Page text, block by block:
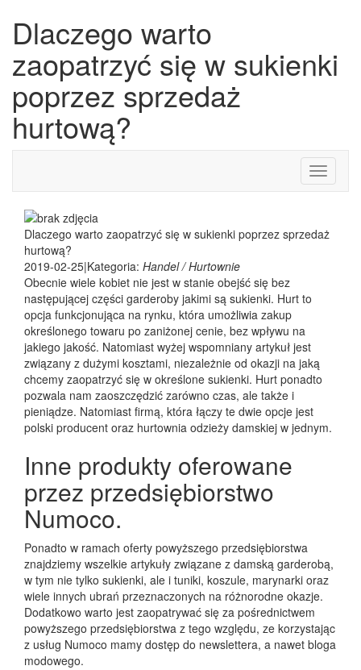
Dlaczego warto
zaopatrzyć się w sukienki
poprzez sprzedaż
hurtową?
Toggle
Dlaczego warto zaopatrzyć się w sukienki poprzez sprzedaż
hurtową?
2019-02-25|Kategoria: Handel / Hurtownie
Obecnie wiele kobiet nie jest w stanie obejść się bez
następującej części garderoby jakimi są sukienki. Hurt to
opcja funkcjonująca na rynku, która umożliwia zakup
określonego towaru po zaniżonej cenie, bez wpływu na
jakiego jakość. Natomiast wyżej wspomniany artykuł jest
związany z dużymi kosztami, niezależnie od okazji na jaką
chcemy zaopatrzyć się w określone sukienki. Hurt ponadto
pozwala nam zaoszczędzić zarówno czas, ale także i
pieniądze. Natomiast firmą, która łączy te dwie opcje jest
polski producent oraz hurtownia odzieży damskiej w jednym.
Inne produkty oferowane
przez przedsiębiorstwo
Numoco.
Ponadto w ramach oferty powyższego przedsiębiorstwa
znajdziemy wszelkie artykuły związane z damską garderobą,
w tym nie tylko sukienki, ale i tuniki, koszule, marynarki oraz
wiele innych ubrań przeznaczonych na różnorodne okazje.
Dodatkowo warto jest zaopatrywać się za pośrednictwem
powyższego przedsiębiorstwa z tego względu, ze korzystając
z usług Numoco mamy dostęp do newslettera, a nawet bloga
modowego.